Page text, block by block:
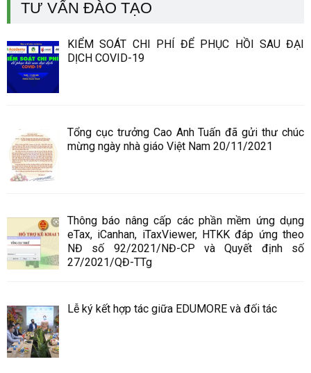
TƯ VẤN ĐÀO TẠO
KIỂM SOÁT CHI PHÍ ĐỂ PHỤC HỒI SAU ĐẠI
DỊCH COVID-19
Tổng cục trưởng Cao Anh Tuấn đã gửi thư chúc
mừng ngày nhà giáo Việt Nam 20/11/2021
Thông báo nâng cấp các phần mềm ứng dụng
eTax, iCanhan, iTaxViewer, HTKK đáp ứng theo
NĐ số 92/2021/NĐ-CP và Quyết định số
27/2021/QĐ-TTg
Lễ ký kết hợp tác giữa EDUMORE và đối tác